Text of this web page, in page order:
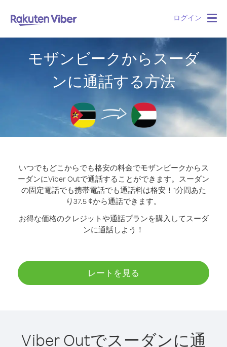
ログイン
モザンビークからスーダ
ンに通話する方法
いつでもどこからでも格安の料金でモザンビークからス
ーダンにViber Outで通話することができます。 スーダン
の固定電話でも携帯電話でも通話料は格安！1分間あた
り37.5 ¢から通話できます。
お得な価格のクレジットや通話プランを購入してスーダ
ンに通話しよう！
レートを見る
Viber Outでスーダンに通